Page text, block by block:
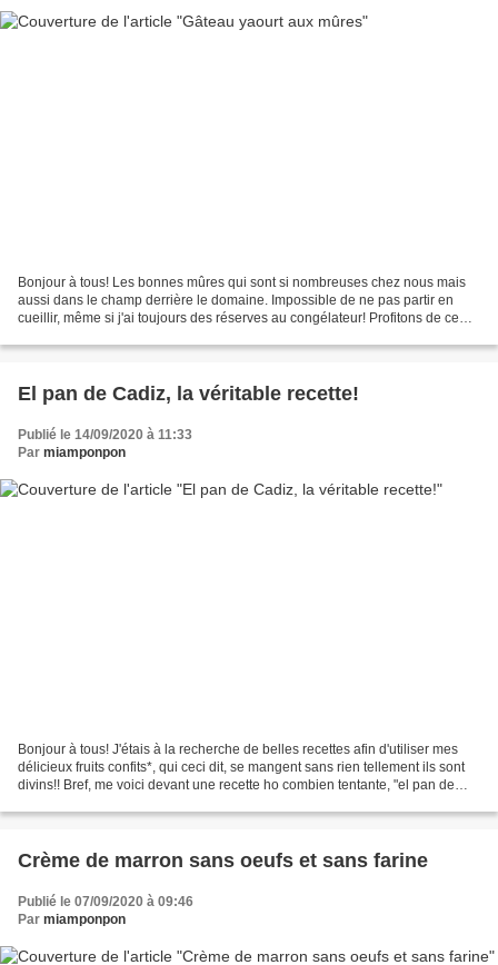
Bonjour à tous! Les bonnes mûres qui sont si nombreuses chez nous mais
aussi dans le champ derrière le domaine. Impossible de ne pas partir en
cueillir, même si j'ai toujours des réserves au congélateur! Profitons de ce
El pan de Cadiz, la véritable recette!
Publié le 14/09/2020 à 11:33
Par miamponpon
Bonjour à tous! J'étais à la recherche de belles recettes afin d'utiliser mes
délicieux fruits confits*, qui ceci dit, se mangent sans rien tellement ils sont
divins!! Bref, me voici devant une recette ho combien tentante, "el pan de
Crème de marron sans oeufs et sans farine
Publié le 07/09/2020 à 09:46
Par miamponpon